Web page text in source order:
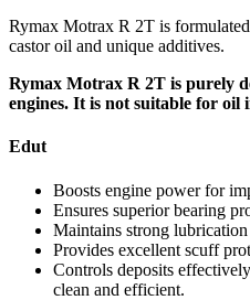
Rymax Motrax R 2T is
castor oil and unique additives.
Rymax Motrax R 2T is purely
engines. It is not suitable for oil
Edut
Boosts engine power for
Ensures superior bearing
Maintains strong
Provides excellent scuff
Controls deposits
clean and efficient.